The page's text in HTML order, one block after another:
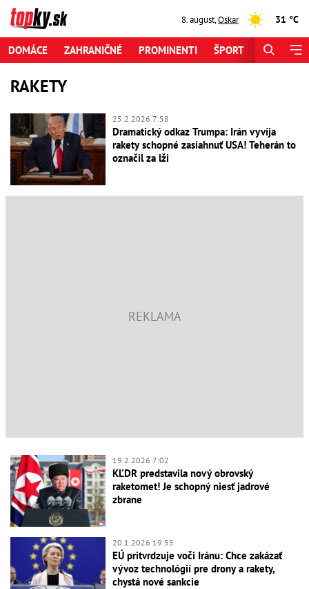
8. august,Oskar 31 °C
DOMÁCE ZAHRANIČNÉ PROMINENTI ŠPORT
RAKETY
25.2.2026 7:58
Dramatický odkaz Trumpa: Irán vyvíja
rakety schopné zasiahnuť USA! Teherán to
označil za lži
19.2.2026 7:02
KĽDR predstavila nový obrovský
raketomet! Je schopný niesť jadrové
zbrane
20.1.2026 19:55
EÚ pritvrdzuje voči Iránu: Chce zakázať
vývoz technológií pre drony a rakety,
chystá nové sankcie